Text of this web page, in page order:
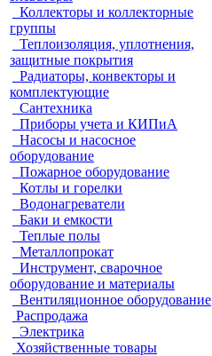
Коллекторы и коллекторные
группы
Теплоизоляция, уплотнения,
защитные покрытия
Радиаторы, конвекторы и
комплектующие
Сантехника
Приборы учета и КИПиА
Насосы и насосное
оборудование
Пожарное оборудование
Котлы и горелки
Водонагреватели
Баки и емкости
Теплые полы
Металлопрокат
Инструмент, сварочное
оборудование и материалы
Вентиляционное оборудование
Распродажа
Электрика
Хозяйственные товары